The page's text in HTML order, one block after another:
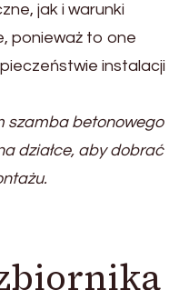
jak i warunki
ponieważ to one
instalacji
szamba betonowego
działce, aby dobrać